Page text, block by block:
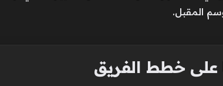
المقبل.
على خطط الفريق